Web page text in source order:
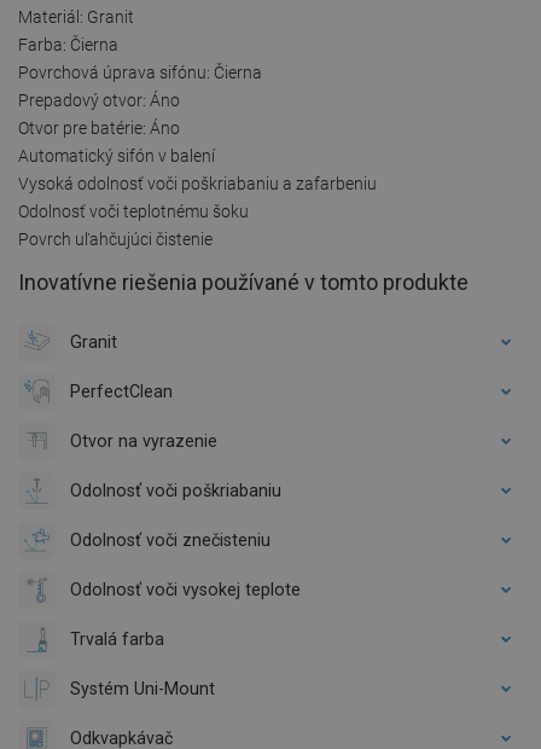
Materiál: Granit
Farba: Čierna
Povrchová úprava sifónu: Čierna
Prepadový otvor: Áno
Otvor pre batérie: Áno
Automatický sifón v balení
Vysoká odolnosť voči poškriabaniu a zafarbeniu
Odolnosť voči teplotnému šoku
Povrch uľahčujúci čistenie
Inovatívne riešenia používané v tomto produkte
Granit
PerfectClean
Otvor na vyrazenie
Odolnosť voči poškriabaniu
Odolnosť voči znečisteniu
Odolnosť voči vysokej teplote
Trvalá farba
Systém Uni-Mount
Odkvapkávač